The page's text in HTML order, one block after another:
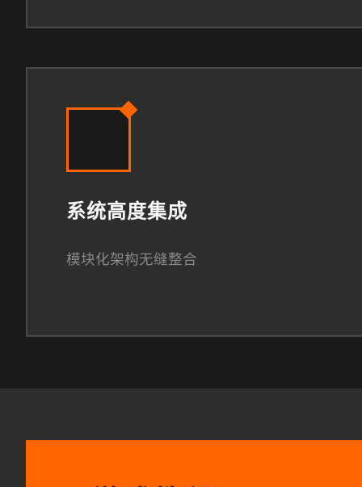
系统高度集成
模块化架构无缝整合